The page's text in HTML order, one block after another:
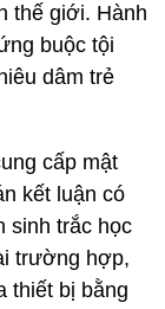
thế giới. Hành
buộc tội
dâm trẻ
cấp mật
kết luận có
sinh trắc học
trường hợp,
thiết bị bằng